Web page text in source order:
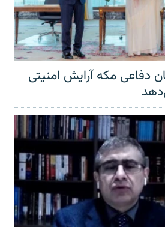
دفاعی مکه آرایش امنیتی